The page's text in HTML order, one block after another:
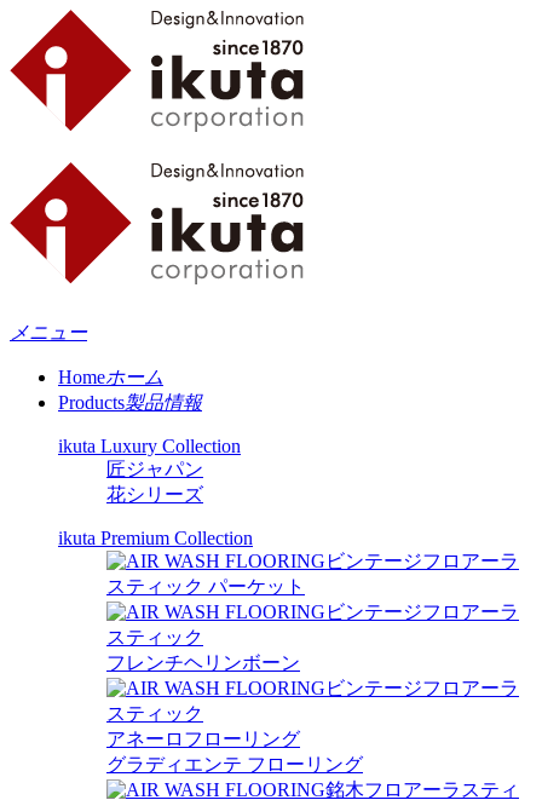
メニュー
Homeホーム
Products製品情報
ikuta Luxury Collection
匠ジャパン
花シリーズ
ikuta Premium Collection
ビンテージフロアーラ
スティック パーケット
ビンテージフロアーラ
スティック
フレンチヘリンボーン
ビンテージフロアーラ
スティック
アネーロフローリング
グラディエンテ フローリング
銘木フロアーラスティ